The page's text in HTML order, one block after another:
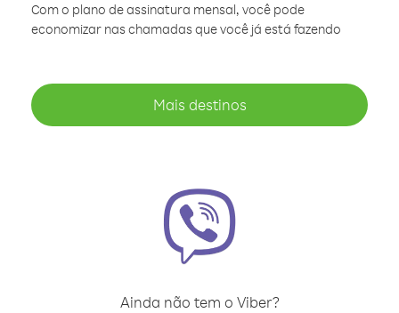
Com o plano de assinatura mensal, você pode
economizar nas chamadas que você já está fazendo
Mais destinos
Ainda não tem o Viber?